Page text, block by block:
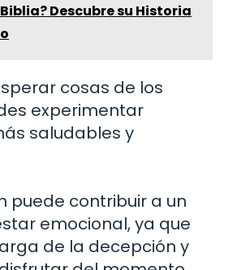
Descubre su Historia
cosas de los
experimentar
saludables y
puede contribuir a un
emocional, ya que
de la decepción y